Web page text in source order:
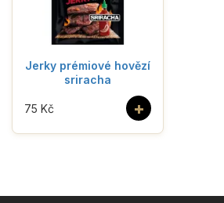
Jerky prémiové hovězí
sriracha
+
75 Kč